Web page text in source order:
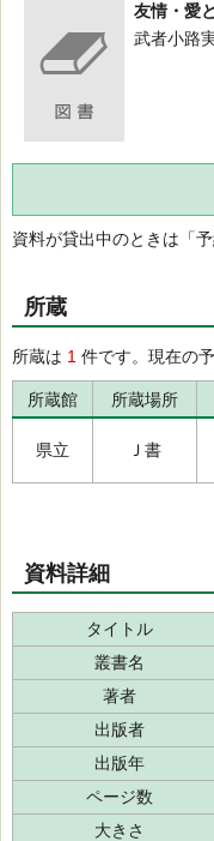
友情・愛
武者小路
資料が貸出中のときは「
所蔵
所蔵は 1 件です。現在の
所蔵館 所蔵場所
県立 Ｊ書
資料詳細
タイトル
叢書名
著者
出版者
出版年
ページ数
大きさ